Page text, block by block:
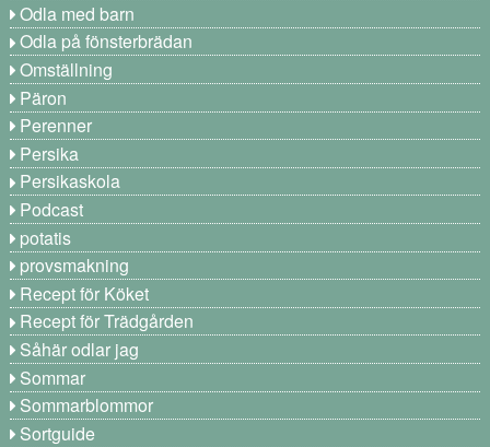
Odla med barn
Odla på fönsterbrädan
Omställning
Päron
Perenner
Persika
Persikaskola
Podcast
potatis
provsmakning
Recept för Köket
Recept för Trädgården
Såhär odlar jag
Sommar
Sommarblommor
Sortguide